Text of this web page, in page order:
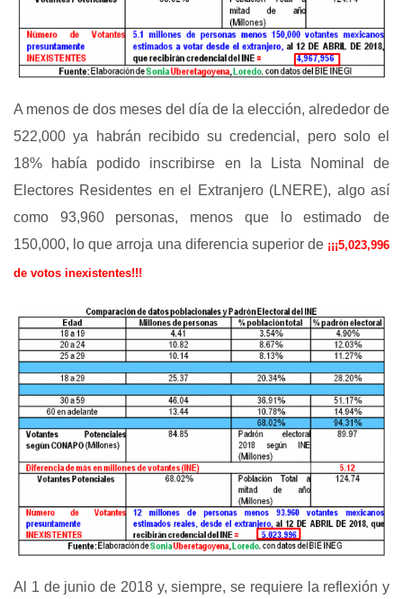
A menos de dos meses del día de la elección, alrededor de
522,000 ya habrán recibido su credencial, pero solo el
18% había podido inscribirse en la Lista Nominal de
Electores Residentes en el Extranjero (LNERE), algo así
como 93,960 personas, menos que lo estimado de
150,000, lo que arroja una diferencia superior de ¡¡¡5,023,996
de votos inexistentes!!!
Al 1 de junio de 2018 y, siempre, se requiere la reflexión y